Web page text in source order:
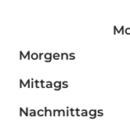
Morgens
Mittags
Nachmittags